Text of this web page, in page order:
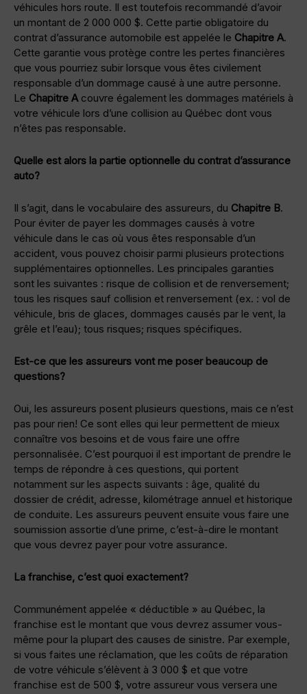
véhicules hors route. Il est toutefois recommandé d’avoir
un montant de 2 000 000 $. Cette partie obligatoire du
contrat d’assurance automobile est appelée le Chapitre A.
Cette garantie vous protège contre les pertes financières
que vous pourriez subir lorsque vous êtes civilement
responsable d’un dommage causé à une autre personne.
Le Chapitre Acouvre également les dommages matériels à
votre véhicule lors d’une collision au Québec dont vous
n’êtes pas responsable.
Quelle est alors la partie optionnelle du contrat d’assurance
auto?
Il s’agit, dans le vocabulaire des assureurs, du Chapitre B.
Pour éviter de payer les dommages causés à votre
véhicule dans le cas où vous êtes responsable d’un
accident, vous pouvez choisir parmi plusieurs protections
supplémentaires optionnelles. Les principales garanties
sont les suivantes : risque de collision et de renversement;
tous les risques sauf collision et renversement (ex. : vol de
véhicule, bris de glaces, dommages causés par le vent, la
grêle et l’eau); tous risques; risques spécifiques.
Est-ce que les assureurs vont me poser beaucoup de
questions?
Oui, les assureurs posent plusieurs questions, mais ce n’est
pas pour rien! Ce sont elles qui leur permettent de mieux
connaître vos besoins et de vous faire une offre
personnalisée. C’est pourquoi il est important de prendre le
temps de répondre à ces questions, qui portent
notamment sur les aspects suivants : âge, qualité du
dossier de crédit, adresse, kilométrage annuel et historique
de conduite. Les assureurs peuvent ensuite vous faire une
soumission assortie d’une prime, c’est-à-dire le montant
que vous devrez payer pour votre assurance.
La franchise, c’est quoi exactement?
Communément appelée « déductible » au Québec, la
franchise est le montant que vous devrez assumer vous-
même pour la plupart des causes de sinistre. Par exemple,
si vous faites une réclamation, que les coûts de réparation
de votre véhicule s’élèvent à 3 000 $ et que votre
franchise est de 500 $, votre assureur vous versera une